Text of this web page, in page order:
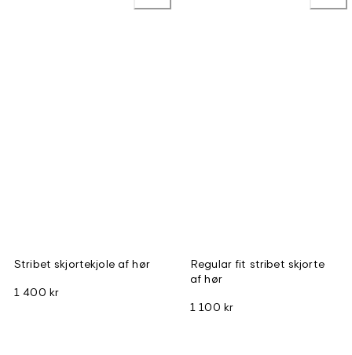
Stribet skjortekjole af hør
1 400 kr
Regular fit stribet skjorte
af hør
1 100 kr